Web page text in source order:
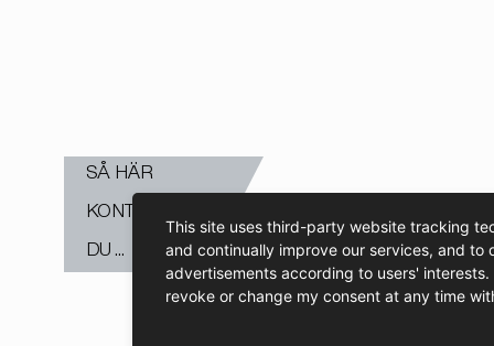
SÅ HÄR
KONTROLLERAR
DU ...
This site uses third-party website tracking
and continually improve our services, and to
advertisements according to users'
revoke or change my consent at any time